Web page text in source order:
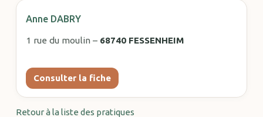
Anne DABRY
1 rue du moulin – 68740 FESSENHEIM
Consulter la fiche
Retour à la liste des pratiques